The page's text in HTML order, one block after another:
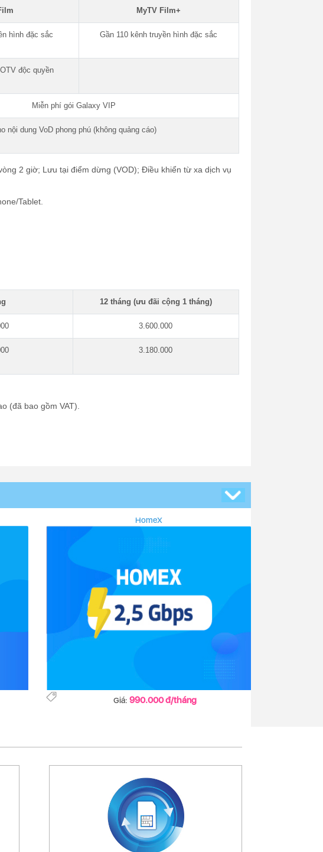
MyTV Film+
hình đặc sắc Gần 110 kênh truyền hình đặc sắc
độc quyền
Miễn phí gói Galaxy VIP
nội dung VoD phong phú (không quảng cáo)
2 giờ; Lưu tại điểm dừng (VOD); Điều khiển từ xa dịch vụ
Tablet.
12 tháng (ưu đãi cộng 1 tháng)
3.600.000
3.180.000
(đã bao gồm VAT).
HomeX
Giá:990.000 đ/tháng